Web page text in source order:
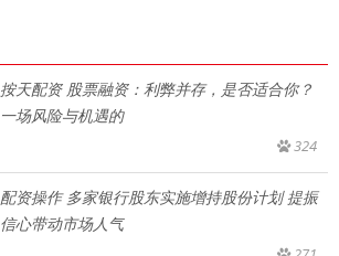
按天配资 股票融资：利弊并存，是否适合你？
一场风险与机遇的
324
配资操作 多家银行股东实施增持股份计划 提振
信心带动市场人气